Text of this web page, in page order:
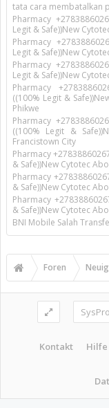
tata cara membatalkan
Pharmacy
Legit & Safe))New
Pharmacy
Legit & Safe))New
Pharmacy
Legit & Safe))New
Pharmacy
((100% Legit &
Phikwe
Pharmacy
((100% Legit &
Francistown City
Pharmacy
& Safe))New Cytotec
Pharmacy
& Safe))New Cytotec
Pharmacy
& Safe))New Cytotec
BNI Mobile Salah
Foren
Kontakt Hilfe